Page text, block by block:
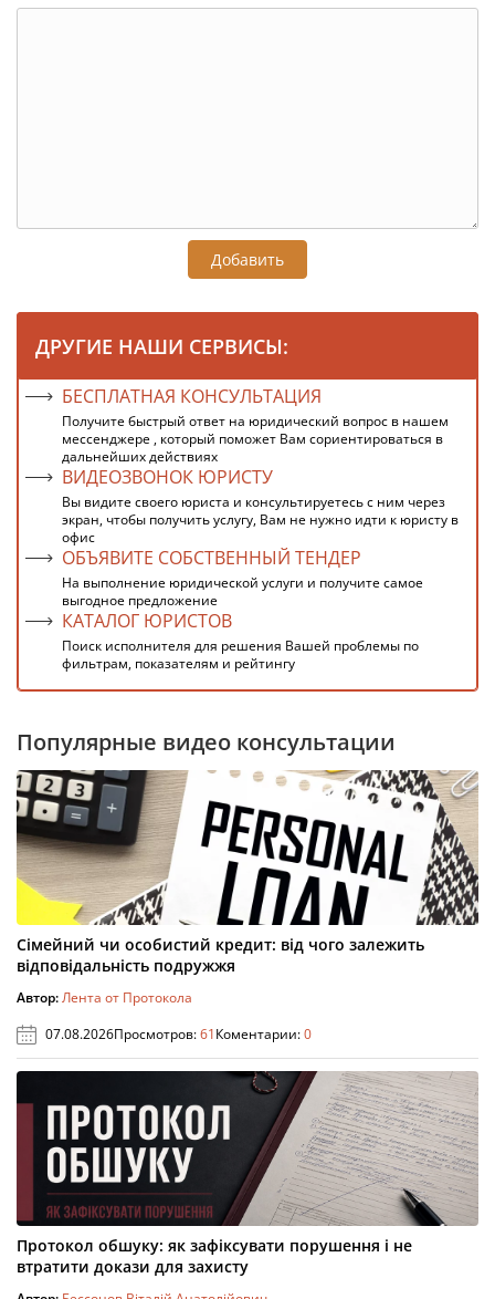
Добавить
ДРУГИЕ НАШИ СЕРВИСЫ:
БЕСПЛАТНАЯ КОНСУЛЬТАЦИЯ
Получите быстрый ответ на юридический вопрос в нашем
мессенджере , который поможет Вам сориентироваться в
дальнейших действиях
ВИДЕОЗВОНОК ЮРИСТУ
Вы видите своего юриста и консультируетесь с ним через
экран, чтобы получить услугу, Вам не нужно идти к юристу в
офис
ОБЪЯВИТЕ СОБСТВЕННЫЙ ТЕНДЕР
На выполнение юридической услуги и получите самое
выгодное предложение
КАТАЛОГ ЮРИСТОВ
Поиск исполнителя для решения Вашей проблемы по
фильтрам, показателям и рейтингу
Популярные видео консультации
Сімейний чи особистий кредит: від чого залежить
відповідальність подружжя
Автор:Лента от Протокола
07.08.2026Просмотров:61Коментарии:0
Протокол обшуку: як зафіксувати порушення і не
втратити докази для захисту